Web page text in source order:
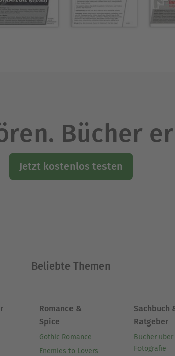
Lektüre.
Bücher
Jetzt kostenlos testen
Beliebte Themen
Romance &
Spice
Gothic Romance
Enemies to Lovers
Sachbuch
Ratgeber
Bücher über
Fotografie